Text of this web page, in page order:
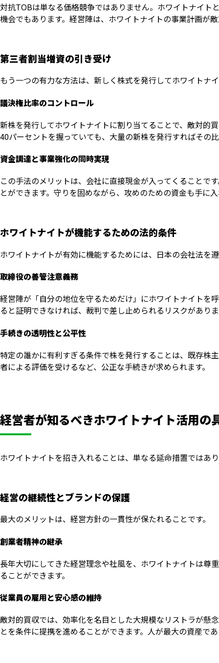
対抗TOBは単なる価格競争ではありません。ホワイトナイト
機会でもあります。経営陣は、ホワイトナイトの事業計画が
第三者割当増資の引き受け
もう一つの有力な方法は、新しく株式を発行してホワイトナ
議決権比率のコントロール
新株を発行してホワイトナイトに割り当てることで、敵対的
40パーセントを握っていても、大量の新株を発行すればその
資金調達と事業強化の同時実現
この手法のメリットは、会社に直接現金が入ってくることで
とができます。守りを固めながら、攻めのための資金も手に
ホワイトナイトが機能するための法的条件
ホワイトナイトが有効に機能するためには、日本の会社法を
取締役の善管注意義務
経営陣が「自分の地位を守るためだけ」にホワイトナイトを
ると証明できなければ、裁判で差し止められるリスクがあり
手続きの透明性と公平性
特定の誰かに有利すぎる条件で株を発行することは、既存株
者による評価を受けるなど、公正な手続きが求められます。
経営者が知るべきホワイトナイト活用の
ホワイトナイトを招き入れることは、単なる延命措置ではあ
経営の継続性とブランドの保護
最大のメリットは、経営方針の一貫性が保たれることです。
創業者精神の継承
長年大切にしてきた経営理念や社風を、ホワイトナイトは尊
ることができます。
従業員の雇用と安心感の維持
敵対的買収では、効率化を名目とした大規模なリストラが懸
とを条件に提携を進めることができます。人が最大の資産で